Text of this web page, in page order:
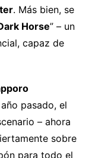
. Más bien, se
Horse” – un
capaz de
pasado, el
– ahora
sobre
para todo el